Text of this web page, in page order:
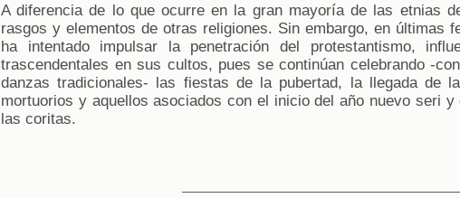
A diferencia de lo que ocurre en la gran mayoría de las etnias
rasgos y elementos de otras religiones. Sin embargo, en últimas
ha intentado impulsar la penetración del protestantismo,
trascendentales en sus cultos, pues se continúan celebrando -
danzas tradicionales- las fiestas de la pubertad, la llegada de
mortuorios y aquellos asociados con el inicio del año nuevo seri
las coritas.